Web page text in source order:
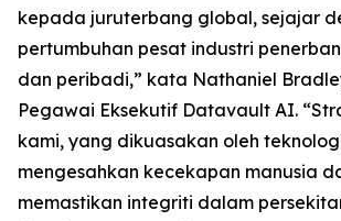
kepada juruterbang global, sejajar
pertumbuhan pesat industri
dan peribadi,” kata Nathaniel
Pegawai Eksekutif Datavault AI.
kami, yang dikuasakan oleh
mengesahkan kecekapan manusia
memastikan integriti dalam